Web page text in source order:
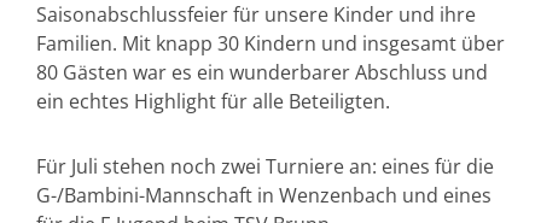
Saisonabschlussfeier für unsere Kinder und ihre
Familien. Mit knapp 30 Kindern und insgesamt über
80 Gästen war es ein wunderbarer Abschluss und
ein echtes Highlight für alle Beteiligten.
Für Juli stehen noch zwei Turniere an: eines für die
G-/Bambini-Mannschaft in Wenzenbach und eines